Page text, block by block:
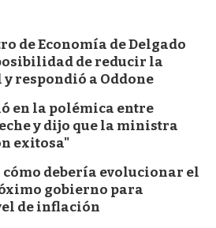
de Economía de Delgado
de reducir la
respondió a Oddone
en la polémica entre
y dijo que la ministra
exitosa"
debería evolucionar el
gobierno para
de inflación